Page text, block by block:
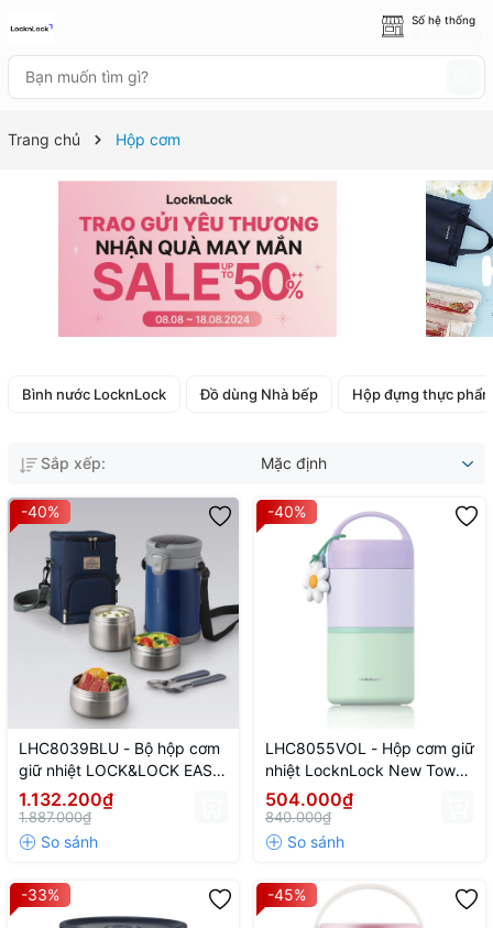
Số hệ thống
Trang chủ Hộp cơm
Bình nước LocknLock Đồ dùng Nhà bếp Hộp đựng thực phẩm
Sắp xếp: Mặc định
-40%
LHC8039BLU - Bộ hộp cơm
giữ nhiệt LOCK&LOCK EASY
CARRY 2.0L, 720ml*1,
420ml*2, bộ muỗng và
nĩa*1, túi đựng*1 - Màu xanh
1.132.200₫
1.887.000₫
-40%
LHC8055VOL - Hộp cơm giữ
nhiệt LocknLock New Tower
Vacuum Lunch box (330ml,
520ml) - Màu tím
504.000₫
840.000₫
-33% -45%